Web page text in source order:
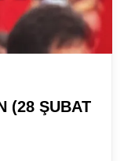
(28 ŞUBAT